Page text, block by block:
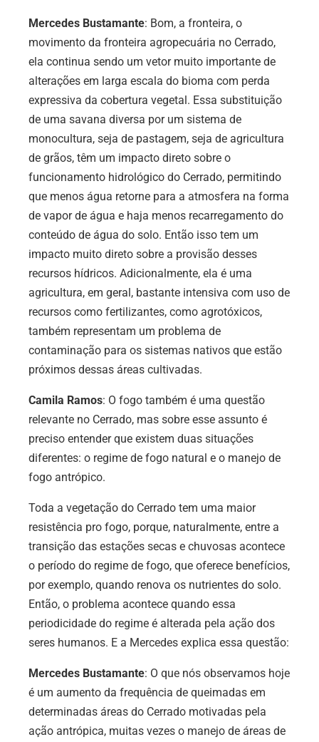
Mercedes Bustamante: Bom, a fronteira, o
movimento da fronteira agropecuária no Cerrado,
ela continua sendo um vetor muito importante de
alterações em larga escala do bioma com perda
expressiva da cobertura vegetal. Essa substituição
de uma savana diversa por um sistema de
monocultura, seja de pastagem, seja de agricultura
de grãos, têm um impacto direto sobre o
funcionamento hidrológico do Cerrado, permitindo
que menos água retorne para a atmosfera na forma
de vapor de água e haja menos recarregamento do
conteúdo de água do solo. Então isso tem um
impacto muito direto sobre a provisão desses
recursos hídricos. Adicionalmente, ela é uma
agricultura, em geral, bastante intensiva com uso de
recursos como fertilizantes, como agrotóxicos,
também representam um problema de
contaminação para os sistemas nativos que estão
próximos dessas áreas cultivadas.
Camila Ramos: O fogo também é uma questão
relevante no Cerrado, mas sobre esse assunto é
preciso entender que existem duas situações
diferentes: o regime de fogo natural e o manejo de
fogo antrópico.
Toda a vegetação do Cerrado tem uma maior
resistência pro fogo, porque, naturalmente, entre a
transição das estações secas e chuvosas acontece
o período do regime de fogo, que oferece benefícios,
por exemplo, quando renova os nutrientes do solo.
Então, o problema acontece quando essa
periodicidade do regime é alterada pela ação dos
seres humanos. E a Mercedes explica essa questão:
Mercedes Bustamante: O que nós observamos hoje
é um aumento da frequência de queimadas em
determinadas áreas do Cerrado motivadas pela
ação antrópica, muitas vezes o manejo de áreas de